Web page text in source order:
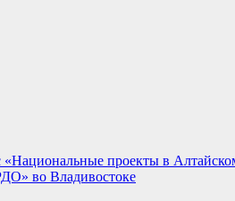
проекты в
во Владивостоке